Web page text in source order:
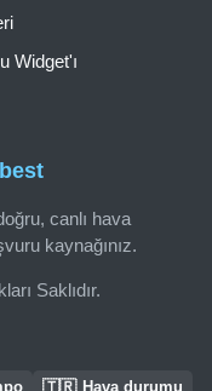
canlı hava
kaynağınız.
Saklıdır.
Widget'ı
🇹🇷 Hava durumu